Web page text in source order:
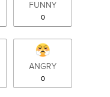
FUNNY
0
ANGRY
0